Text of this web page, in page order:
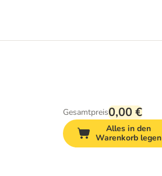
Gesamtpreis0,00 €
Alles in den
Warenkorb legen